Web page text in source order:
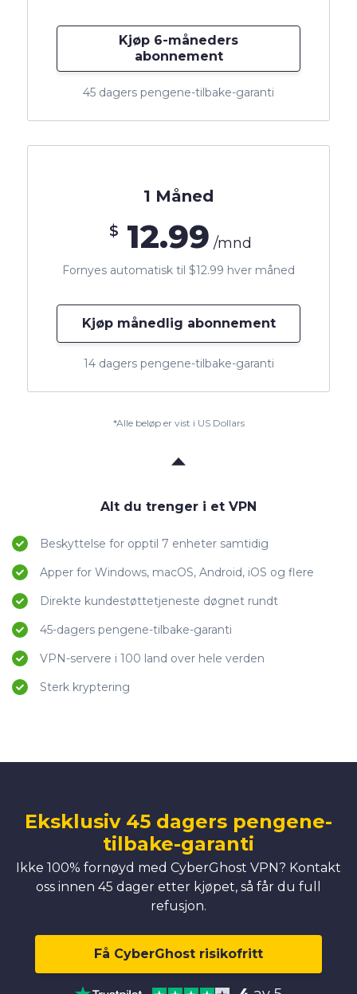
1 Måned
$ 12.99 /mnd
Fornyes automatisk til $12.99 hver måned
Kjøp månedlig abonnement
14 dagers pengene-tilbake-garanti
Kjøp 6-måneders
abonnement
45 dagers pengene-tilbake-garanti
*Alle beløp er vist i US Dollars
Alt du trenger i et VPN
Beskyttelse for opptil 7 enheter samtidig
Apper for Windows, macOS, Android, iOS og flere
Direkte kundestøttetjeneste døgnet rundt
45-dagers pengene-tilbake-garanti
VPN-servere i 100 land over hele verden
Sterk kryptering
Eksklusiv 45 dagers pengene-
tilbake-garanti
Ikke 100% fornøyd med CyberGhost VPN? Kontakt
oss innen 45 dager etter kjøpet, så får du full
refusjon.
Få CyberGhost risikofritt